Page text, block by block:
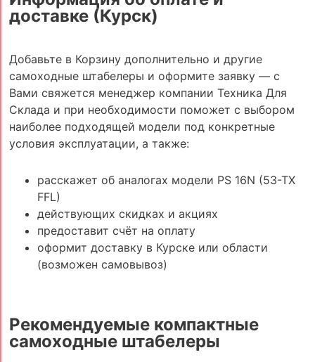
доставке (Курск)
Добавьте в Корзину дополнительно и другие
самоходные штабелеры и оформите заявку — с
Вами свяжется менеджер компании Техника Для
Склада и при необходимости поможет с выбором
наиболее подходящей модели под конкретные
условия эксплуатации, а также:
расскажет об аналогах модели PS 16N (53-TX
FFL)
действующих скидках и акциях
предоставит счёт на оплату
оформит доставку в Курске или области
(возможен самовывоз)
Рекомендуемые компактные
самоходные штабелеры